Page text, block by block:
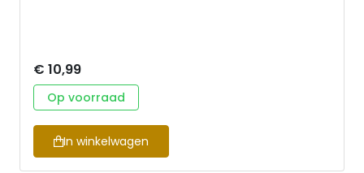
€ 10,99
Op voorraad
In winkelwagen